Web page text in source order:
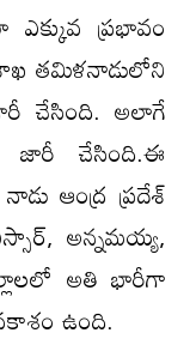
ప్రభావం
తమిళనాడులోని
చేసింది. అలాగే
జారీ చేసింది.ఈ
ఆంద్ర ప్రదేశ్
అన్నమయ్య,
అతి భారీగా
ఉంది.